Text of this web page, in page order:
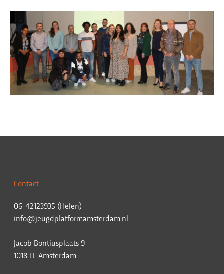
Contact
06-42123935 (Helen)
info@jeugdplatformamsterdam.nl
Jacob Bontiusplaats 9
1018 LL Amsterdam